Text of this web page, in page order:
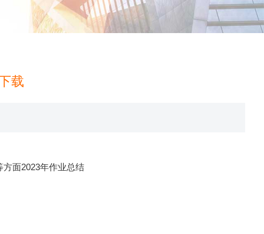
载
面2023年作业总结